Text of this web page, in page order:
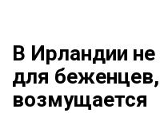
В Ирландии
для
возмущается